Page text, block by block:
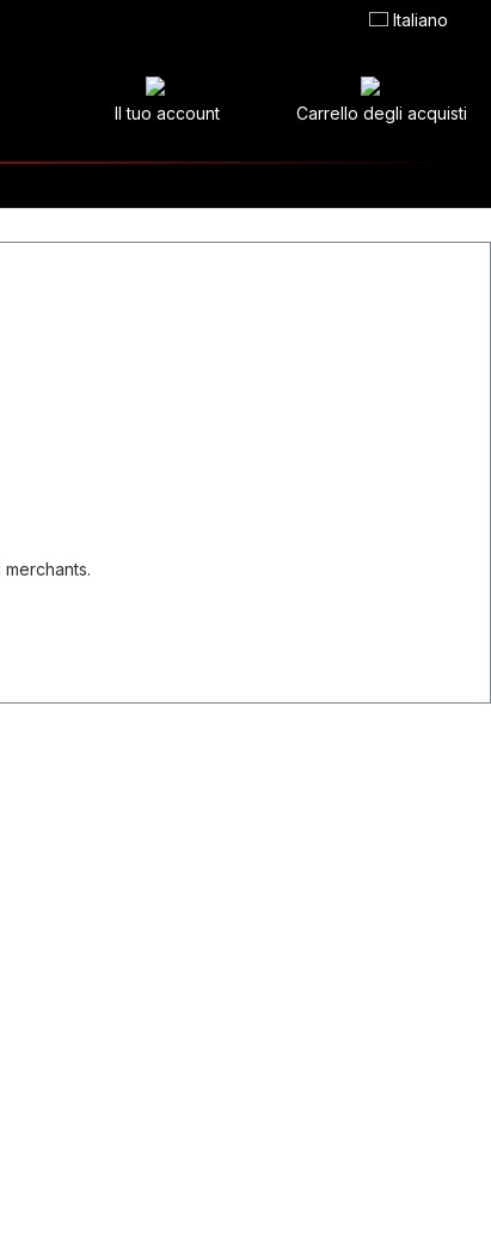
Italiano
Il tuo account Carrello degli acquisti